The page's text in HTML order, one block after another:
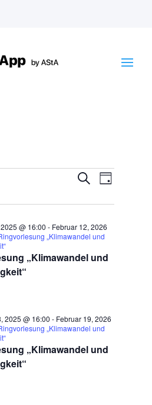
und
Ansichten,
Navigation
SucheTag
„Klimawandel und
@ 16:00 - Februar 12, 2026
„Klimawandel und
„Klimawandel und
2025 @ 16:00 - Februar 19, 2026
„Klimawandel und